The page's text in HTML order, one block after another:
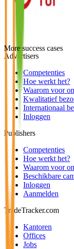
More success cases
Advertisers
Competenties
Hoe werkt het?
Waarom voor
Kwalitatief
Internationaal
Inloggen
Publishers
Competenties
Hoe werkt het?
Waarom voor
Beschikbare
Inloggen
Aanmelden
TradeTracker.com
Kantoren
Offices
Jobs